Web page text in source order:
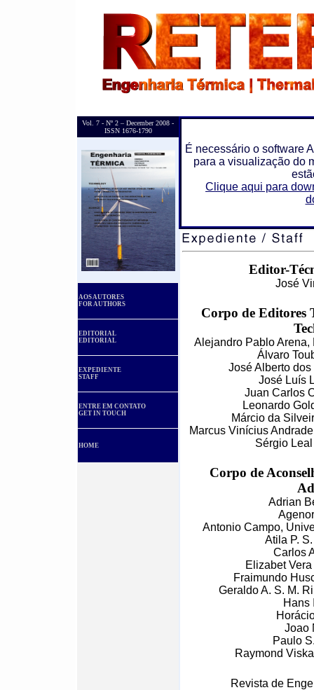
Vol. 7 - Nº 2 – December 2008 -
ISSN 1676-1790
AOS AUTORES
FOR AUTHORS
EDITORIAL
EDITORIAL
EXPEDIENTE
STAFF
ENTRE EM CONTATO
GET IN TOUCH
HOME
É necessário o software
para a visualização do
Clique aqui para
Editor-
José
Corpo de Editores
Alejandro Pablo Arena,
Álvaro
José Alberto
José Luís
Juan Carlos
Leonardo
Márcio da
Marcus Vinícius
Sérgio
Corpo de
Adrian
Antonio Campo,
Atila P.
Carlos
Elizabet
Fraimundo
Geraldo A. S. M.
Hans
Joao
Paulo
Raymond
Revista de